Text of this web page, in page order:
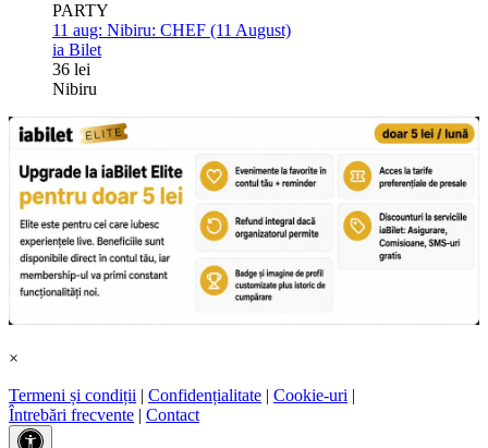
PARTY
11 aug: Nibiru: CHEF (11 August)
ia Bilet
36 lei
Nibiru
×
Termeni și condiții | Confidențialitate | Cookie-uri |
Întrebări frecvente | Contact